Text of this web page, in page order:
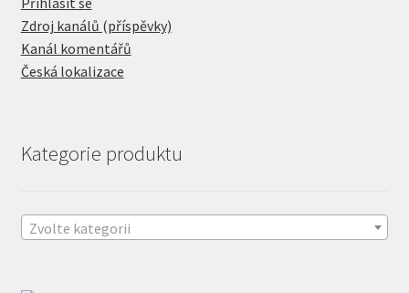
Zdroj kanálů (příspěvky)
Kanál komentářů
Česká lokalizace
Kategorie produktu
Zvolte kategorii